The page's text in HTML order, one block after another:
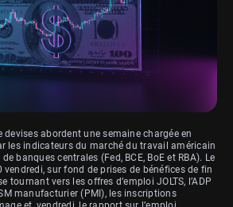
devises abordent une semaine chargée en
les indicateurs du marché du travail américain
banques centrales (Fed, BCE, BoE et RBA). Le
vendredi, sur fond de prises de bénéfices de fin
tournant vers les offres d’emploi JOLTS, l’ADP
manufacturier (PMI), les inscriptions